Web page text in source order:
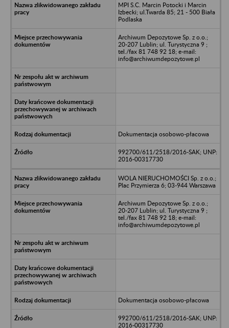
MPI S.C. Marcin Potocki i Marcin
Izbecki; ul.Twarda 85; 21 - 500 Biała
Podlaska
Archiwum Depozytowe Sp. z o.o.;
20-207 Lublin; ul. Turystyczna 9 ;
tel./fax 81 748 92 18; e-mail:
info@archiwumdepozytowe.pl
Dokumentacja osobowo-płacowa
992700/611/2518/2016-SAK; UNP:
2016-00317730
WOLA NIERUCHOMOŚCI Sp. z o.o.;
Plac Przymierza 6; 03-944 Warszawa
Archiwum Depozytowe Sp. z o.o.;
20-207 Lublin; ul. Turystyczna 9 ;
tel./fax 81 748 92 18; e-mail:
info@archiwumdepozytowe.pl
Dokumentacja osobowo-płacowa
992700/611/2518/2016-SAK; UNP:
2016-00317730